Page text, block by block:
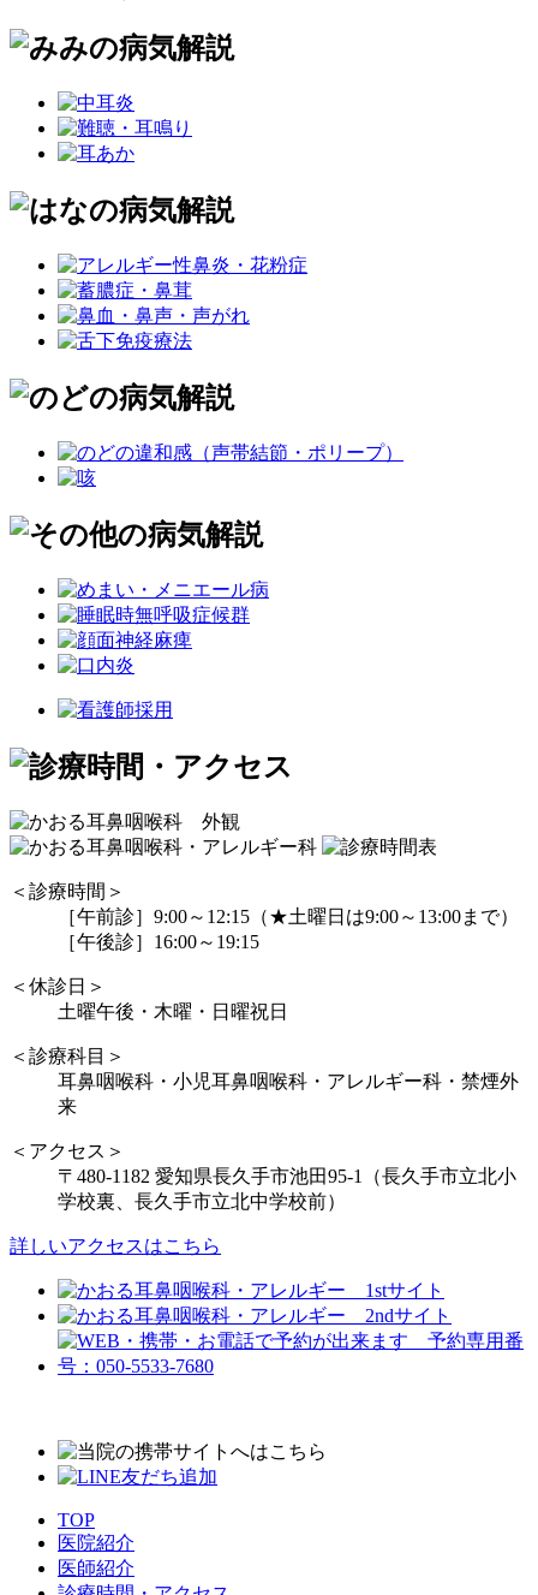
＜診療時間＞
［午前診］9:00～12:15（★土曜日は9:00～13:00まで）
［午後診］16:00～19:15
＜休診日＞
土曜午後・木曜・日曜祝日
＜診療科目＞
耳鼻咽喉科・小児耳鼻咽喉科・アレルギー科・禁煙外
来
＜アクセス＞
〒480-1182 愛知県長久手市池田95-1（長久手市立北小
学校裏、長久手市立北中学校前）
詳しいアクセスはこちら
TOP
医院紹介
医師紹介